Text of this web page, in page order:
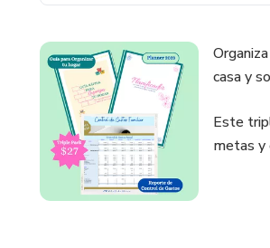
casa y
Este
metas y